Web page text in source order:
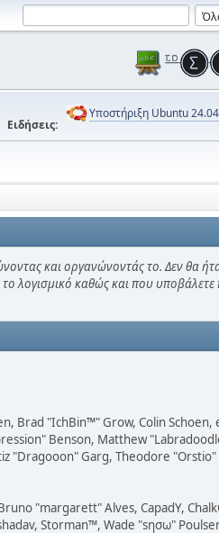
Ειδήσεις:
Υποστήριξη Ubuntu
και οργανώνοντάς το. Δεν θα
λογισμικό καθώς και που υποβάλετε
Brad "IchBin™" Grow, Colin
Benson, Matthew
"Dragooon" Garg, Theodore
"margarett" Alves, CapadY,
Storman™, Wade "sησω"